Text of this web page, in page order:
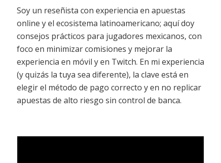
Soy un reseñista con experiencia en apuestas
online y el ecosistema latinoamericano; aquí doy
consejos prácticos para jugadores mexicanos, con
foco en minimizar comisiones y mejorar la
experiencia en móvil y en Twitch. En mi experiencia
(y quizás la tuya sea diferente), la clave está en
elegir el método de pago correcto y en no replicar
apuestas de alto riesgo sin control de banca.